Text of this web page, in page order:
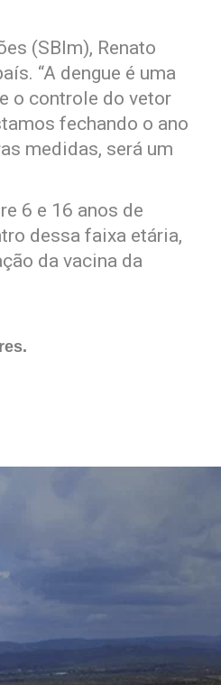
(SBIm), Renato
“A dengue é uma
o controle do vetor
fechando o ano
medidas, será um
6 e 16 anos de
dessa faixa etária,
da vacina da